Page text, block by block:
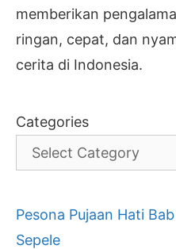
memberikan
ringan, cepat, dan
cerita di Indonesia.
Categories
Pesona Pujaan Hati
Sepele